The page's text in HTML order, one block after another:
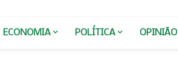
ECONOMIA POLÍTICA OPINIÃO